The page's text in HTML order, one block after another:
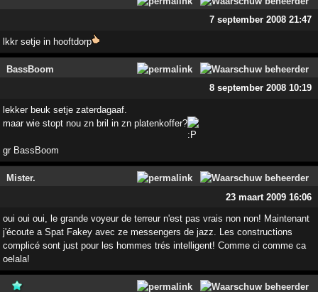
7 september 2008 21:47
lkkr setje in hooftdorp
BassBoom
8 september 2008 10:19
lekker beuk setje zaterdagaaf.
maar wie stopt nou zn bril in zn platenkoffer?
gr BassBoom
Mister.
23 maart 2009 16:06
oui oui oui, le grande voyeur de terreur n'est pas vrais non non! Maintenant
j'écoute a Spat Fakey avec ze messengers de jazz. Les constructions
complicé sont just pour les hommes trés intelligent! Comme ci comme ca
oelala!